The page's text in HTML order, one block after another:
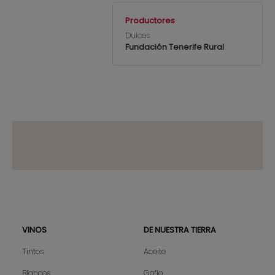
Productores
Dulces
Fundación Tenerife Rural
Sitemap
VINOS
Tintos
Blancos
DE NUESTRA TIERRA
Aceite
Gofio